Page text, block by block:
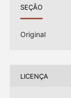
SEÇÃO
Original
LICENÇA